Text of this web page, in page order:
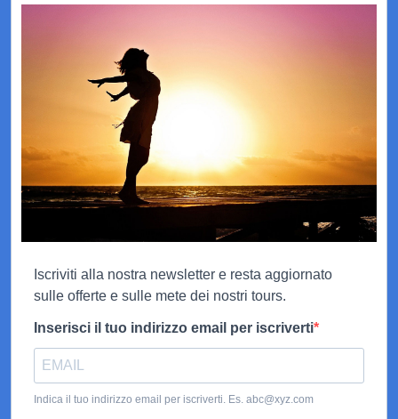
Iscriviti alla nostra newsletter e resta aggiornato
sulle offerte e sulle mete dei nostri tours.
Inserisci il tuo indirizzo email per iscriverti
Indica il tuo indirizzo email per iscriverti. Es. abc@xyz.com